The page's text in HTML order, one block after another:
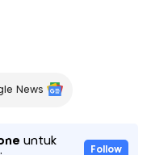
News
untuk
Follow